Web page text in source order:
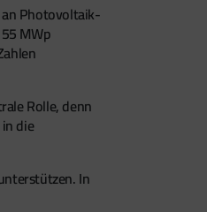
an Photovoltaik-
MWp
Rolle, denn
die
In